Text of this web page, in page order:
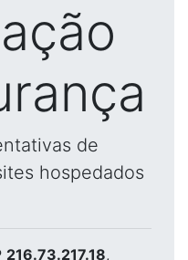
de
hospedados
216.73.217.18,